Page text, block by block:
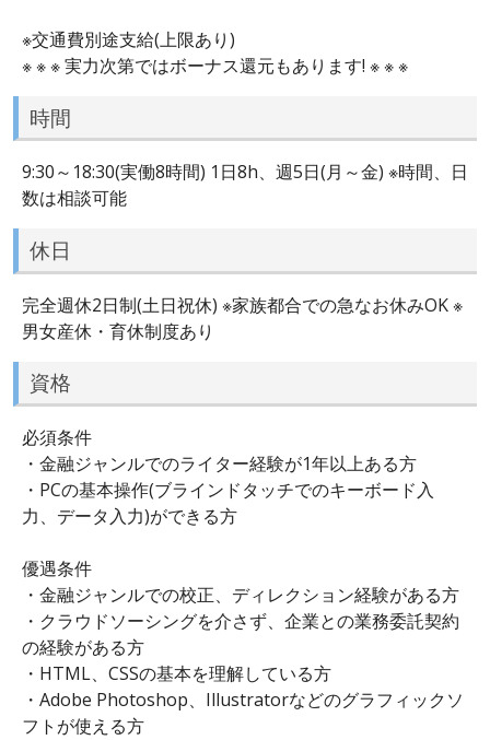
※交通費別途支給(上限あり)
※ ※ ※ 実力次第ではボーナス還元もあります! ※ ※ ※
時間
9:30～18:30(実働8時間) 1日8h、週5日(月～金) ※時間、日
数は相談可能
休日
完全週休2日制(土日祝休) ※家族都合での急なお休みOK ※
男女産休・育休制度あり
資格
必須条件
・金融ジャンルでのライター経験が1年以上ある方
・PCの基本操作(ブラインドタッチでのキーボード入
力、データ入力)ができる方
優遇条件
・金融ジャンルでの校正、ディレクション経験がある方
・クラウドソーシングを介さず、企業との業務委託契約
の経験がある方
・HTML、CSSの基本を理解している方
・Adobe Photoshop、Illustratorなどのグラフィックソ
フトが使える方